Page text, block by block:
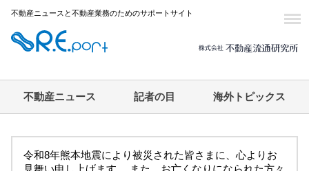
不動産ニュースと不動産業務のためのサポートサイト
不動産ニュース 記者の目 海外トピックス
令和8年熊本地震により被災された皆さまに、心よりお